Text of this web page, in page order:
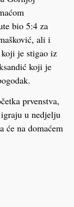
bio 5:4 za
ali i
koji je stigao iz
koji je
prvenstva,
u nedjelju
će na domaćem